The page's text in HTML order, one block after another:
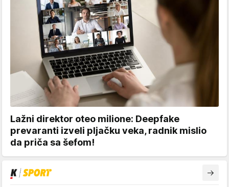
Lažni direktor oteo milione: Deepfake
prevaranti izveli pljačku veka, radnik mislio
da priča sa šefom!